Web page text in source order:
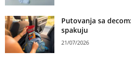
Putovanja sa
spakuju
21/07/2026